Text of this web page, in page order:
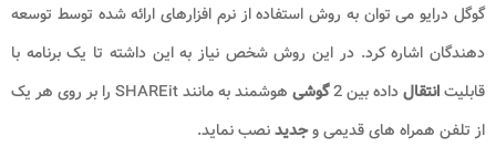
گوگل درایو می توان به روش استفاده از نرم افزارهای ارائه شده توسط توسعه
دهندگان اشاره کرد. در این روش شخص نیاز به این داشته تا یک برنامه با
قابلیتانتقالداده بین 2 گوشی
هوشمند به مانند SHAREit را بر روی هر یک
از تلفن همراه های قدیمی وجدیدنصب نماید.